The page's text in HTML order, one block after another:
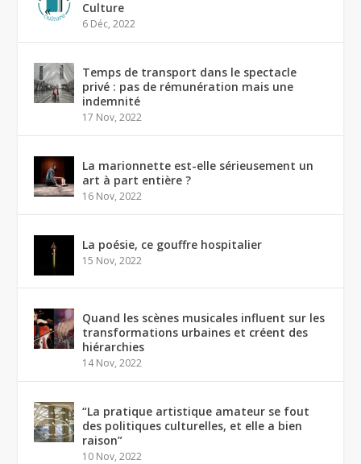
Culture
6 Déc, 2022
Temps de transport dans le spectacle
privé : pas de rémunération mais une
indemnité
17 Nov, 2022
La marionnette est-elle sérieusement un
art à part entière ?
16 Nov, 2022
La poésie, ce gouffre hospitalier
15 Nov, 2022
Quand les scènes musicales influent sur les
transformations urbaines et créent des
hiérarchies
14 Nov, 2022
“La pratique artistique amateur se fout
des politiques culturelles, et elle a bien
raison”
10 Nov, 2022